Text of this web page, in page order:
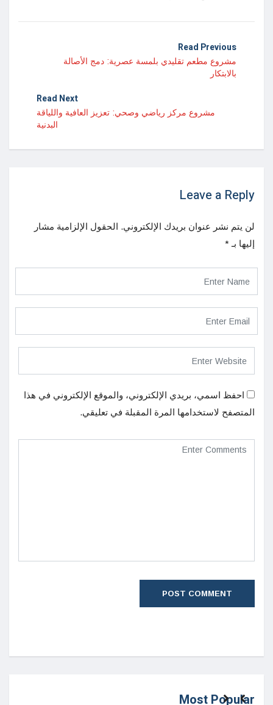
Read Previous
مشروع مطعم تقليدي بلمسة عصرية: دمج الأصالة
بالابتكار
Read Next
مشروع مركز رياضي وصحي: تعزيز العافية واللياقة
البدنية
Leave a Reply
لن يتم نشر عنوان بريدك الإلكتروني. الحقول الإلزامية مشار
إليها بـ *
احفظ اسمي، بريدي الإلكتروني، والموقع الإلكتروني في هذا
المتصفح لاستخدامها المرة المقبلة في تعليقي.
Most Popular